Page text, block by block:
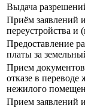
Выдача
Приём заявлений
переустройства
Предоставление
платы за
Прием
отказе в
нежилого
Прием заявлений